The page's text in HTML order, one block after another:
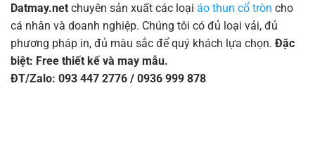
Datmay.net chuyên sản xuất các loại áo thun cổ tròn cho
cá nhân và doanh nghiệp. Chúng tôi có đủ loại vải, đủ
phương pháp in, đủ màu sắc để quý khách lựa chọn. Đặc
biệt: Free thiết kế và may mẫu.
ĐT/Zalo: 093 447 2776 / 0936 999 878